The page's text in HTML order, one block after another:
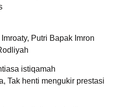
Putri Bapak Imron
istiqamah
Tak henti mengukir prestasi